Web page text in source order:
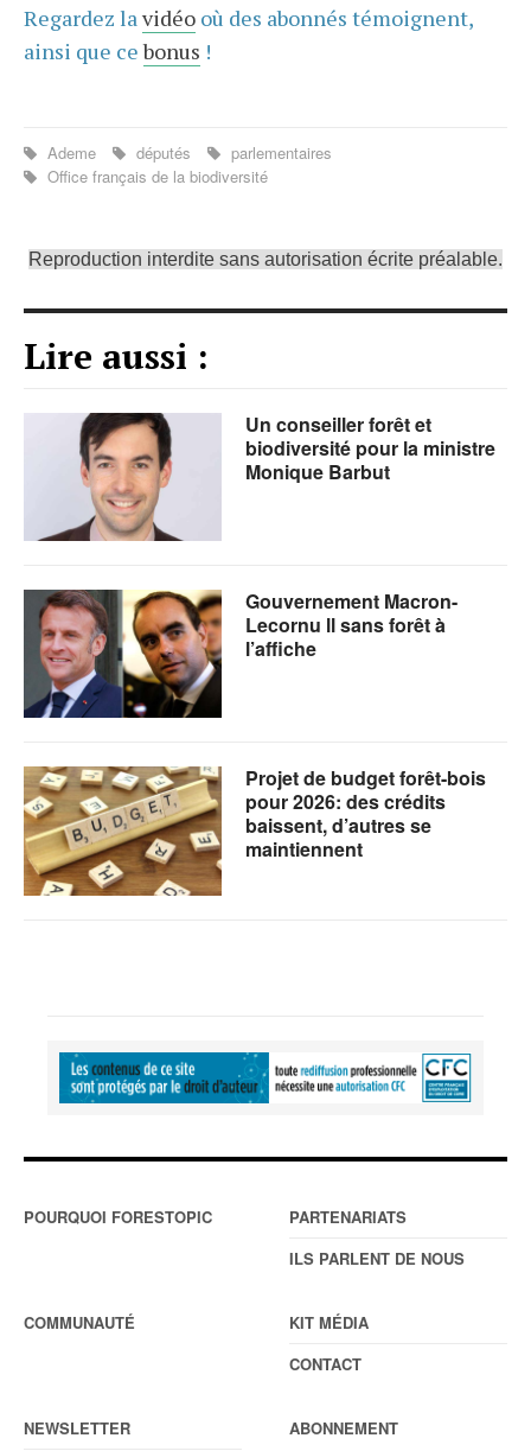
Regardez lavidéo où des abonnés témoignent,
ainsi que cebonus !
Ademe députés
parlementaires
Office français de la biodiversité
Reproduction interdite sans autorisation écrite préalable.
Lire aussi :
Un conseiller forêt et
biodiversité pour la ministre
Monique Barbut
Gouvernement Macron-
Lecornu ll sans forêt à
l’affiche
Projet de budget forêt-bois
pour 2026: des crédits
baissent, d’autres se
maintiennent
POURQUOI FORESTOPIC
PARTENARIATS
ILS PARLENT DE NOUS
COMMUNAUTÉ
KIT MÉDIA
CONTACT
NEWSLETTER ABONNEMENT